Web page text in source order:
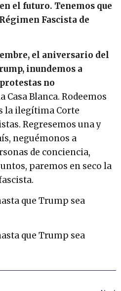
el futuro. Tenemos que
Fascista de
el aniversario del
inundemos a
no
Casa Blanca. Rodeemos
la ilegítima Corte
Regresemos una y
neguémonos a
de conciencia,
paremos en seco la
que Trump sea
que Trump sea